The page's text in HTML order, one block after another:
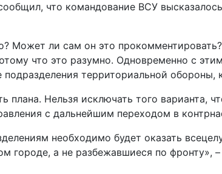
что командование ВСУ
Может ли сам он это
что это разумно. Одновременно с
территориальной обороны,
плана. Нельзя исключать того варианта,
с дальнейшим переходом в
необходимо будет оказать
городе, а не разбежавшиеся по